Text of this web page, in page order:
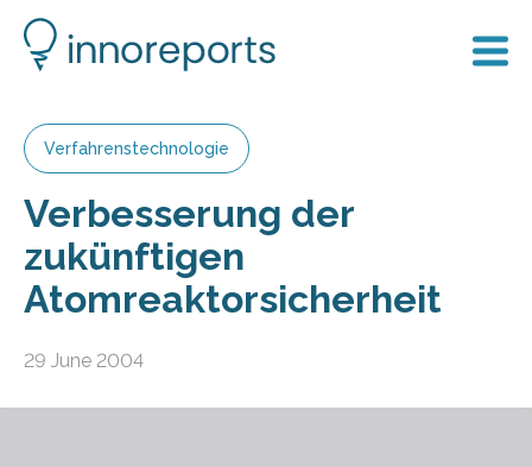
Verfahrenstechnologie
Verbesserung der
zukünftigen
Atomreaktorsicherheit
29 June 2004